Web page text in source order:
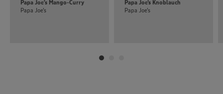
Papa Joe’s Mango-Curry
Papa Joe's
Papa Joe's Knoblauch
Papa Joe's